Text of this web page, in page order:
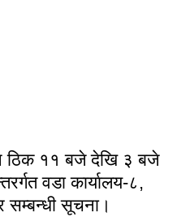
ठिक ११ बजे देखि ३ बजे
वडा कार्यालय-८,
सम्बन्धी सूचना।